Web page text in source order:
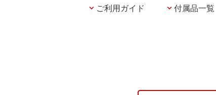
ご利用ガイド 付属品一覧